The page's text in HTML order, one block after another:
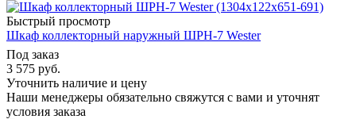
Быстрый просмотр
Шкаф коллекторный наружный ШРН-7 Wester
Под заказ
3 575 руб.
Уточнить наличие и цену
Наши менеджеры обязательно свяжутся с вами и уточнят
условия заказа